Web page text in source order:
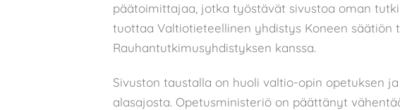
päätoimittajaa, jotka työstävät sivustoa oman
tuottaa Valtiotieteellinen yhdistys Koneen säätiön
Rauhantutkimusyhdistyksen kanssa.
Sivuston taustalla on huoli valtio-opin opetuksen
alasajosta. Opetusministeriö on päättänyt